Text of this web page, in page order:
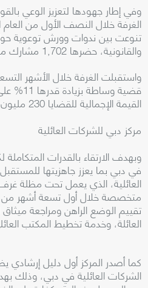
وفي إطار جهودها لتعزيز الوعي
تنوعت بين ندوات وورش توعوية
والقانونية، حضرها 1,702 مشارك من ممثلي مجتمع الأعمال.
قضية
القيمة الإجمالية للقضايا 230 مليون درهم.
مركز دبي للشركات العائلية
وبهدف الارتقاء بالقدرات المتكاملة
في دبي بما يعزز جاهزيتها
العائلية، الذي يعمل تحت مظلة
متخصصة خلال أول تسعة أشهر من
تقييم الوضع الراهن ومراجعة
العائلة، وخدمة تخطيط المكتب
كما أصدر المركز أول دليل
الشركات العائلية في دبي، وذلك